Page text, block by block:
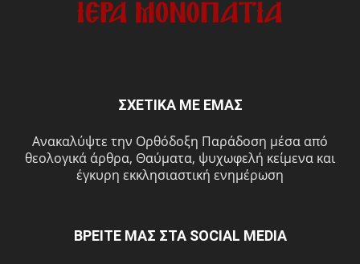
ΣΧΕΤΙΚΑ ΜΕ ΕΜΑΣ
Ανακαλύψτε την Ορθόδοξη Παράδοση μέσα από
θεολογικά άρθρα, Θαύματα, ψυχωφελή κείμενα και
έγκυρη εκκλησιαστική ενημέρωση
ΒΡΕΙΤΕ ΜΑΣ ΣΤΑ SOCIAL MEDIA